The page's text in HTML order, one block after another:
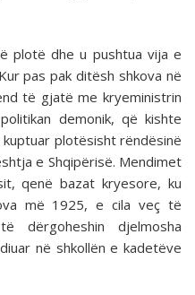
plotë dhe u pushtua vija e
pas pak ditësh shkova në
të gjatë me kryeministrin
demonik, që kishte
plotësisht rëndësinë
e Shqipërisë. Mendimet
qenë bazat kryesore, ku
më 1925, e cila veç të
djelmosha
në shkollën e kadetëve